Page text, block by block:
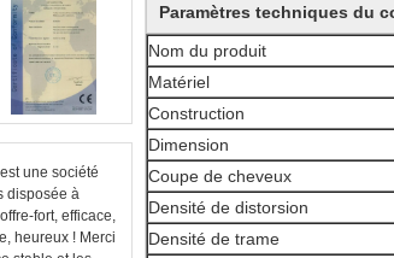
une société
disposée à
fort, efficace,
heureux ! Merci
Paramètres techniques du
Nom du produit
Matériel
Construction
Dimension
Coupe de cheveux
Densité de distorsion
Densité de trame